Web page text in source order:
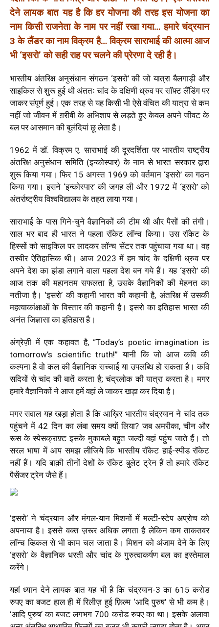
देने लायक बात यह है कि हर योजना की तरह इस योजना का
नाम किसी राजनेता के नाम पर नहीं रखा गया… हमारे चंद्रयान
3 के लैंडर का नाम विक्रम है… विक्रम साराभाई की आत्मा आज
भी ‘इसरो’ को सही राह पर चलने की प्रेरणा दे रही है।
भारतीय अंतरिक्ष अनुसंधान संगठन ‘इसरो’ की जो यात्रा बैलगाड़ी और
साइकिल से शुरू हुई थी अंततः चांद के दक्षिणी ध्रुव पर सॉफ़्ट लैंडिंग पर
जाकर संपूर्ण हुई। एक तरह से यह किसी भी ऐसे वंचित की यात्रा से कम
नहीं जो जीवन में ग़रीबी के अभिशाप से लड़ते हुए केवल अपने जीवट के
बल पर आसमान की बुलंदियां छू लेता है।
1962 में डॉ. विक्रम ए. साराभाई की दूरदर्शिता पर भारतीय राष्ट्रीय
अंतरिक्ष अनुसंधान समिति (इन्कोस्पार) के नाम से भारत सरकार द्वारा
शुरू किया गया। फिर 15 अगस्त 1969 को वर्तमान ‘इसरो’ का गठन
किया गया। इसने ‘इन्कोस्पार’ की जगह ली और 1972 में ‘इसरो’ को
अंतर्राष्ट्रीय विश्वविद्यालय के तहत लाया गया।
साराभाई के पास गिने-चुने वैज्ञानिकों की टीम थी और पैसों की तंगी।
साल भर बाद ही भारत ने पहला रॉकेट लॉन्‍च किया। उस रॉकेट के
हिस्सों को साइकिल पर लादकर लॉन्‍च सेंटर तक पहुंचाया गया था। वह
तस्‍वीर ऐतिहासिक थी। आज 2023 में हम चांद के दक्षिणी ध्रुव पर
अपने देश का झंडा लगाने वाला पहला देश बन गये हैं। यह ‘इसरो’ की
आज तक की महानतम सफलता है, उसके वैज्ञानिकों की मेहनत का
नतीजा है। ‘इसरो’ की कहानी भारत की कहानी है, अंतरिक्ष में उसकी
महत्‍वाकांक्षाओं के विस्‍तार की कहानी है। इसरो का इतिहास भारत की
अनंत जिज्ञासा का इतिहास है।
अंग्रेज़ी में एक कहावत है, “Today’s poetic imagination is
tomorrow’s scientific truth!” यानी कि जो आज कवि की
कल्पना है वो कल की वैज्ञानिक सच्चाई या उपलब्धि हो सकता है। कवि
सदियों से चांद की बातें करता है; चंद्रलोक की यात्रा करता है। मगर
हमारे वैज्ञानिकों ने आज हमें वहां ले जाकर खड़ा कर दिया है।
मगर सवाल यह खड़ा होता है कि आख़िर भारतीय चंद्रयान ने चांद तक
पहुंचने में 42 दिन का लंबा समय क्यों लिया? जब अमरीका, चीन और
रूस के स्पेसक्राफ़्ट इसके मुकाबले बहुत जल्दी वहां पहुंच जाते हैं। तो
सरल भाषा में आप समझ लीजिये कि भारतीय रॉकेट हाई-स्पीड रॉकेट
नहीं हैं। यदि बाक़ी तीनों देशों के रॉकेट बुलेट ट्रेन हैं तो हमारे रॉकेट
पैसेंजर ट्रेन जैसे हैं।
‘इसरो’ ने चंद्रयान और मंगल-यान मिशनों में मल्‍टी-स्‍टेप अप्रोच को
अपनाया है। इससे वक्त ज़रूर अधिक लगता है लेकिन कम ताकतवर
लॉन्च व्हिकल से भी काम चल जाता है। मिशन को अंजाम देने के लिए
‘इसरो’ के वैज्ञानिक धरती और चांद के गुरुत्वाकर्षण बल का इस्तेमाल
करेंगे।
यहां ध्यान देने लायक बात यह भी है कि चंद्रयान-3 का 615 करोड
रुपए का बजट हाल ही में रिलीज़ हुई फ़िल्म ‘आदि पुरुष’ से भी कम है।
‘आदि पुरुष’ का बजट लगभग 700 करोड रुपए का था। इसके अलावा